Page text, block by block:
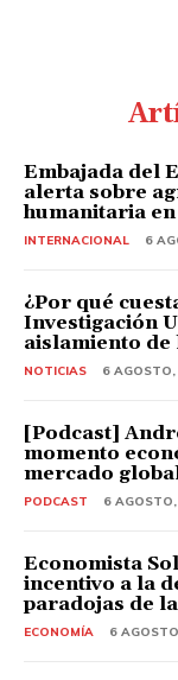
Embajada del
alerta sobre
humanitaria
INTERNACIONAL 6
¿Por qué
Investigación
aislamiento de
NOTICIAS 6
[Podcast]
momento
mercado
PODCAST 6
Economista
incentivo a la
paradojas de
ECONOMÍA 6